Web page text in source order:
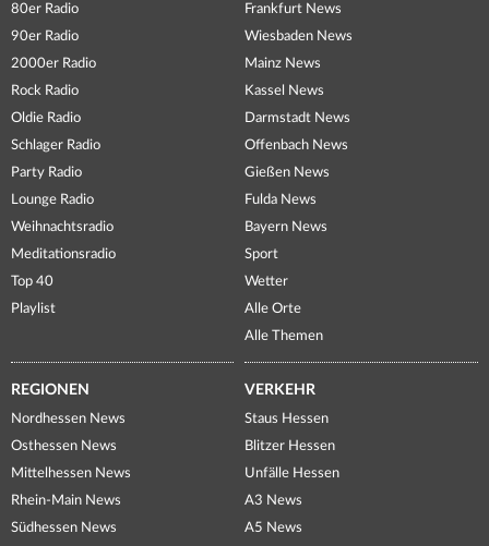
80er Radio
90er Radio
2000er Radio
Rock Radio
Oldie Radio
Schlager Radio
Party Radio
Lounge Radio
Weihnachtsradio
Meditationsradio
Top 40
Playlist
Frankfurt News
Wiesbaden News
Mainz News
Kassel News
Darmstadt News
Offenbach News
Gießen News
Fulda News
Bayern News
Sport
Wetter
Alle Orte
Alle Themen
REGIONEN
Nordhessen News
Osthessen News
Mittelhessen News
Rhein-Main News
Südhessen News
VERKEHR
Staus Hessen
Blitzer Hessen
Unfälle Hessen
A3 News
A5 News